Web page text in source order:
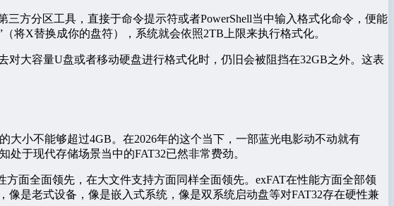
三方分区工具，直接于命令提示符或者PowerShell当中输入格式化命令，便能
将X替换成你的盘符），系统就会依照2TB上限来执行格式化。
大容量U盘或者移动硬盘进行格式化时，仍旧会被阻挡在32GB之外。这表
小不能够超过4GB。在2026年的这个当下，一部蓝光电影动不动就有
于现代存储场景当中的FAT32已然非常费劲。
面全面领先，在大文件支持方面同样全面领先。exFAT在性能方面全部领
是老式设备，像是嵌入式系统，像是双系统启动盘等对FAT32存在硬性兼